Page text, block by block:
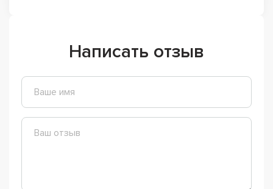
Написать отзыв